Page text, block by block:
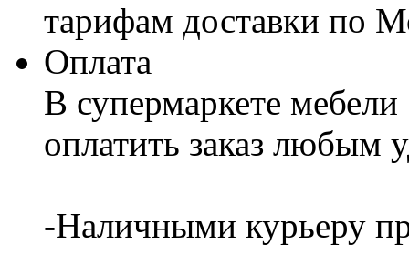
тарифам доставки по
Оплата
В супермаркете
оплатить заказ любым
-Наличными курьеру